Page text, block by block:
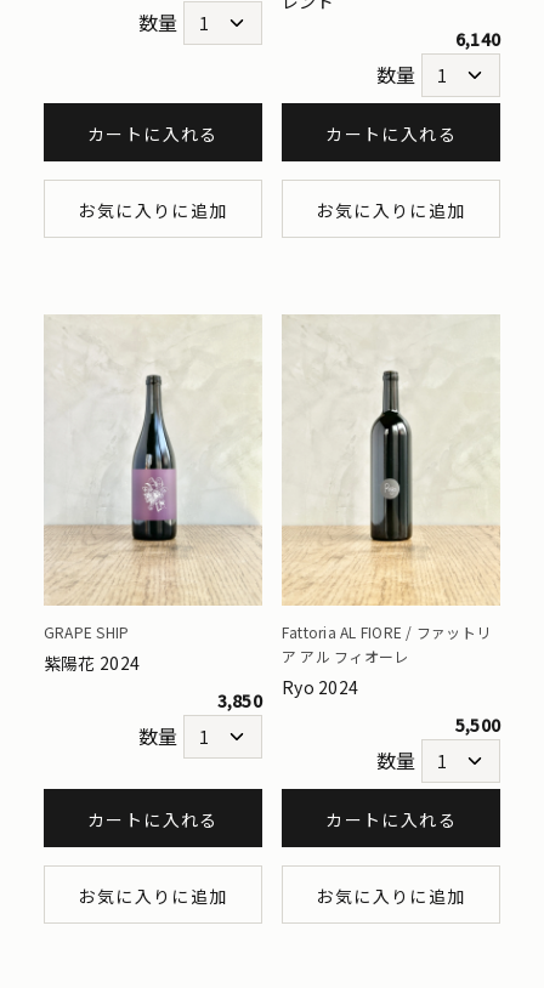
数量
カートに入れる
お気に入りに追加
6,140
数量
カートに入れる
お気に入りに追加
GRAPE SHIP
紫陽花 2024
3,850
数量
カートに入れる
お気に入りに追加
Fattoria AL FIORE / ファットリ
ア アル フィオーレ
Ryo 2024
5,500
数量
カートに入れる
お気に入りに追加